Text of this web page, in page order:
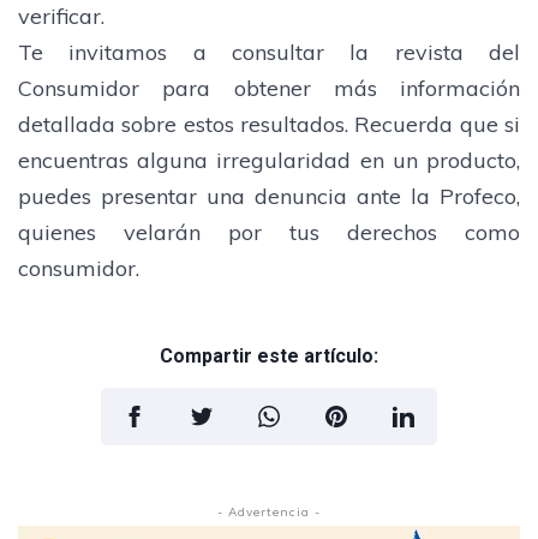
verificar.
Te invitamos a consultar la revista del
Consumidor para obtener más información
detallada sobre estos resultados. Recuerda que si
encuentras alguna irregularidad en un producto,
puedes presentar una denuncia ante la Profeco,
quienes velarán por tus derechos como
consumidor.
Compartir este artículo:
- Advertencia -